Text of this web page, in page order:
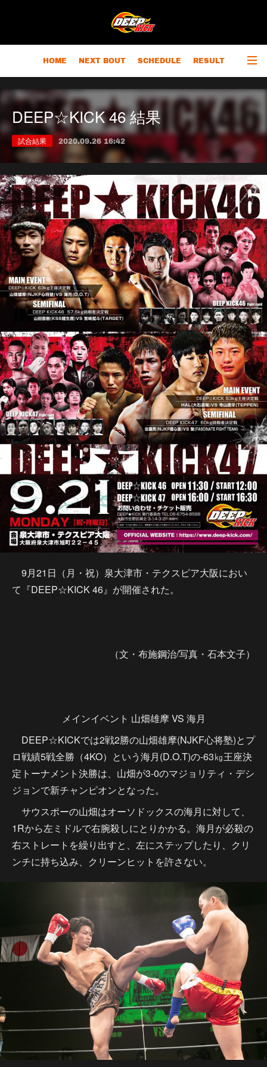
HOME NEXT BOUT SCHEDULE RESULT
RANKING CHAMPIONS OUTLINE
DEEP☆KICK 46 結果
試合結果 2020.09.26 16:42
9月21日（月・祝）泉大津市・テクスピア大阪におい
て『DEEP☆KICK 46』が開催された。
（文・布施鋼治/写真・石本文子）
メインイベント 山畑雄摩 VS 海月
DEEP☆KICKでは2戦2勝の山畑雄摩(NJKF心将塾)とプ
ロ戦績5戦全勝（4KO）という海月(D.O.T)の-63㎏王座決
定トーナメント決勝は、山畑が3-0のマジョリティ・デシ
ジョンで新チャンピオンとなった。
サウスポーの山畑はオーソドックスの海月に対して、
1Rから左ミドルで右腕殺しにとりかかる。海月が必殺の
右ストレートを繰り出すと、左にステップしたり、クリ
ンチに持ち込み、クリーンヒットを許さない。